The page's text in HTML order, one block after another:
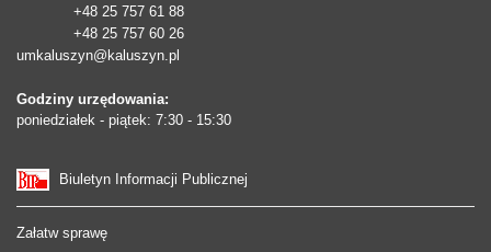
+48 25 757 61 88
+48 25 757 60 26
umkaluszyn@kaluszyn.pl
Godziny urzędowania:
poniedziałek - piątek: 7:30 - 15:30
Biuletyn Informacji Publicznej
Załatw sprawę